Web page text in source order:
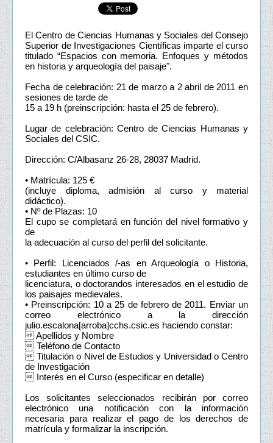
El Centro de Ciencias Humanas y Sociales del Consejo
Superior de Investigaciones Científicas imparte el curso
titulado “Espacios con memoria. Enfoques y métodos
en historia y arqueología del paisaje".
Fecha de celebración: 21 de marzo a 2 abril de 2011 en
sesiones de tarde de
15 a 19 h (preinscripción: hasta el 25 de febrero).
Lugar de celebración: Centro de Ciencias Humanas y
Sociales del CSIC.
Dirección: C/Albasanz 26-28, 28037 Madrid.
• Matrícula: 125 €
(incluye diploma, admisión al curso y material
didáctico).
• Nº de Plazas: 10
El cupo se completará en función del nivel formativo y
de
la adecuación al curso del perfil del solicitante.
• Perfil: Licenciados /-as en Arqueología o Historia,
estudiantes en último curso de
licenciatura, o doctorandos interesados en el estudio de
los paisajes medievales.
• Preinscripción: 10 a 25 de febrero de 2011. Enviar un
correo electrónico a la dirección
julio.escalona[arroba]cchs.csic.es haciendo constar:
Apellidos y Nombre
Teléfono de Contacto
Titulación o Nivel de Estudios y Universidad o Centro
de Investigación
Interés en el Curso (especificar en detalle)
Los solicitantes seleccionados recibirán por correo
electrónico una notificación con la información
necesaria para realizar el pago de los derechos de
matrícula y formalizar la inscripción.